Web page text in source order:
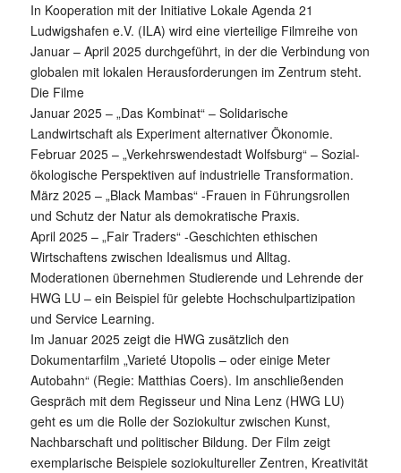
In Kooperation mit der Initiative Lokale Agenda 21
Ludwigshafen e.V. (ILA) wird eine vierteilige Filmreihe von
Januar – April 2025 durchgeführt, in der die Verbindung von
globalen mit lokalen Herausforderungen im Zentrum steht.
Die Filme
Januar 2025 – „Das Kombinat“ – Solidarische
Landwirtschaft als Experiment alternativer Ökonomie.
Februar 2025 – „Verkehrswendestadt Wolfsburg“ – Sozial-
ökologische Perspektiven auf industrielle Transformation.
März 2025 – „Black Mambas“ -Frauen in Führungsrollen
und Schutz der Natur als demokratische Praxis.
April 2025 – „Fair Traders“ -Geschichten ethischen
Wirtschaftens zwischen Idealismus und Alltag.
Moderationen übernehmen Studierende und Lehrende der
HWG LU – ein Beispiel für gelebte Hochschulpartizipation
und Service Learning.
Im Januar 2025 zeigt die HWG zusätzlich den
Dokumentarfilm „Varieté Utopolis – oder einige Meter
Autobahn“ (Regie: Matthias Coers). Im anschließenden
Gespräch mit dem Regisseur und Nina Lenz (HWG LU)
geht es um die Rolle der Soziokultur zwischen Kunst,
Nachbarschaft und politischer Bildung. Der Film zeigt
exemplarische Beispiele soziokultureller Zentren, Kreativität